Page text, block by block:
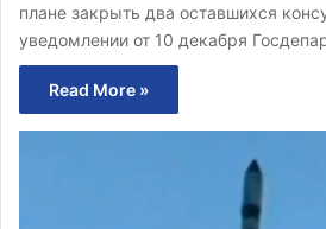
плане закрыть два оставшихся
уведомлении от 10 декабря
Read More »